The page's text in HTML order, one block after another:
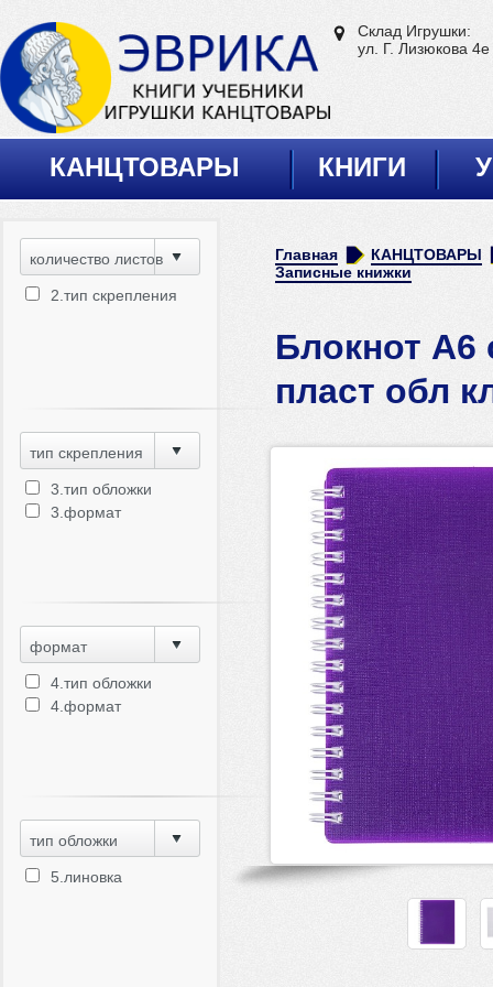
Склад Игрушки:
ул. Г. Лизюкова 4е
КАНЦТОВАРЫ КНИГИ
количество листов
2.тип скрепления
тип скрепления
3.тип обложки
3.формат
формат
4.тип обложки
4.формат
тип обложки
5.линовка
Главная
КАНЦТОВАРЫ
Записные книжки
Блокнот А6
пласт обл